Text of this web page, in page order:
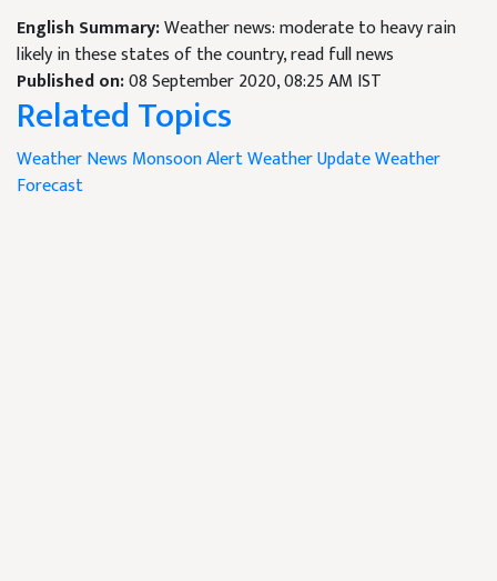
English Summary:Weather news: moderate to heavy rain
likely in these states of the country, read full news
Published on:08 September 2020, 08:25 AM IST
Related Topics
Weather News Monsoon AlertWeather UpdateWeather
Forecast